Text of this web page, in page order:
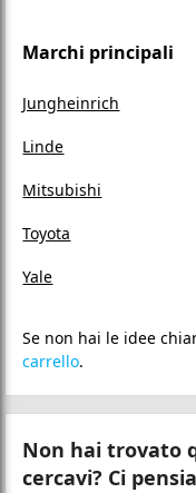
Marchi principali
Jungheinrich
Linde
Mitsubishi
Toyota
Yale
Se non hai le idee
carrello.
Non hai trovato
cercavi? Ci